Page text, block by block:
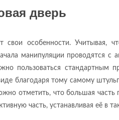
дверь
свои особенности. Учитывая,
манипуляции проводятся с
пользоваться стандартным
благодаря тому самому
отметить, что большая часть
часть, устанавливая её в